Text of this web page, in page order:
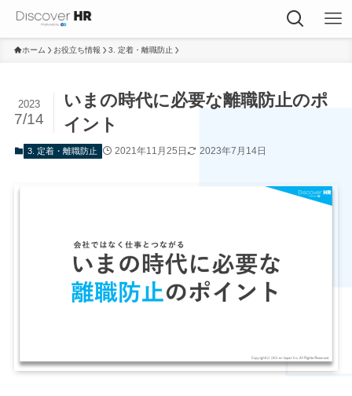
ホーム お役立ち情報 3. 定着・離職防止
いまの時代に必要な離職防止のポ
イント
2023
7/14
3. 定着・離職防止 2021年11月25日 2023年7月14日